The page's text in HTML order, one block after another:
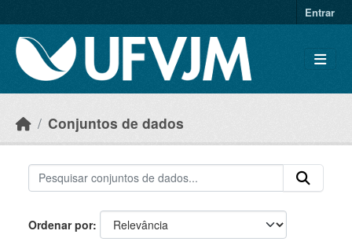
Entrar
Conjuntos de dados
Ordenar por